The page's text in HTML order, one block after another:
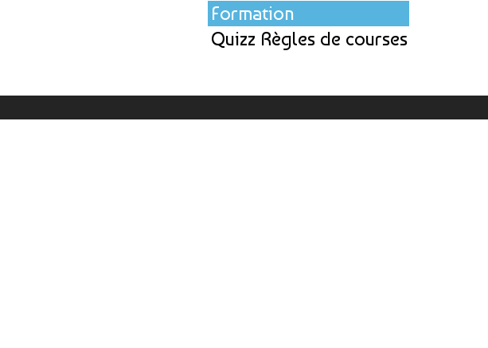
Formation
Quizz Règles de courses